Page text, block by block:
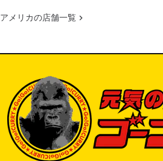
アメリカの店舗一覧